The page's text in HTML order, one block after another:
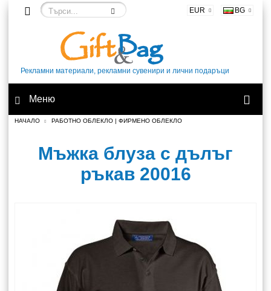
EUR BG
Рекламни материали, рекламни сувенири и лични подаръци
Меню
НАЧАЛО РАБОТНО ОБЛЕКЛО | ФИРМЕНО ОБЛЕКЛО
Мъжка блуза с дълъг
ръкав 20016